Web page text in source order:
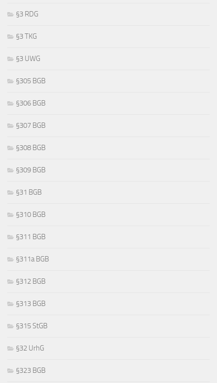
§3 RDG
§3 TKG
§3 UWG
§305 BGB
§306 BGB
§307 BGB
§308 BGB
§309 BGB
§31 BGB
§310 BGB
§311 BGB
§311a BGB
§312 BGB
§313 BGB
§315 StGB
§32 UrhG
§323 BGB